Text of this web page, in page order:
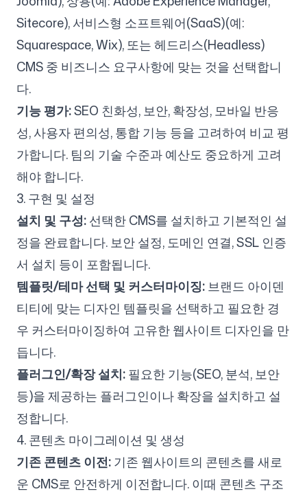
Sitecore), 서비스형 소프트웨어(SaaS)(예:
Squarespace, Wix), 또는 헤드리스(Headless)
CMS 중 비즈니스 요구사항에 맞는 것을 선택합니
다.
기능 평가:SEO 친화성, 보안, 확장성, 모바일 반응
성, 사용자 편의성, 통합 기능 등을 고려하여 비교 평
가합니다. 팀의 기술 수준과 예산도 중요하게 고려
해야 합니다.
3. 구현 및 설정
설치 및 구성:선택한 CMS를 설치하고 기본적인 설
정을 완료합니다. 보안 설정, 도메인 연결, SSL 인증
서 설치 등이 포함됩니다.
템플릿/테마 선택 및 커스터마이징:브랜드 아이덴
티티에 맞는 디자인 템플릿을 선택하고 필요한 경
우 커스터마이징하여 고유한 웹사이트 디자인을 만
듭니다.
플러그인/확장 설치:필요한 기능(SEO, 분석, 보안
등)을 제공하는 플러그인이나 확장을 설치하고 설
정합니다.
4. 콘텐츠 마이그레이션 및 생성
기존 콘텐츠 이전:기존 웹사이트의 콘텐츠를 새로
운 CMS로 안전하게 이전합니다. 이때 콘텐츠 구조